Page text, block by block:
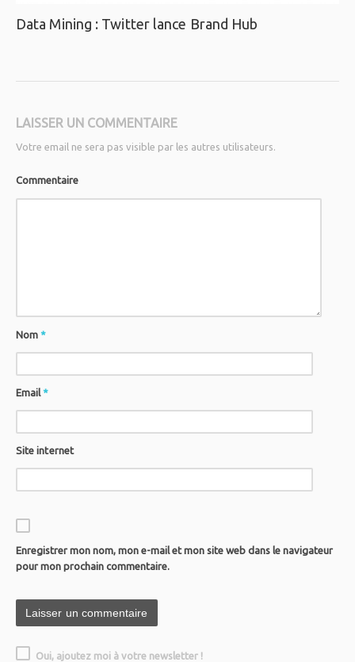
Data Mining : Twitter lance Brand Hub
LAISSER UN COMMENTAIRE
Votre email ne sera pas visible par les autres utilisateurs.
Commentaire
Nom*
Email*
Site internet
Enregistrer mon nom, mon e-mail et mon site web dans le navigateur
pour mon prochain commentaire.
Oui, ajoutez moi à votre newsletter !